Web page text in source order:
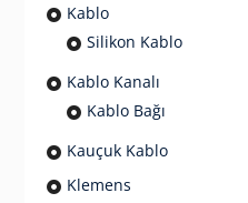
Kablo
Silikon Kablo
Kablo Kanalı
Kablo Bağı
Kauçuk Kablo
Klemens